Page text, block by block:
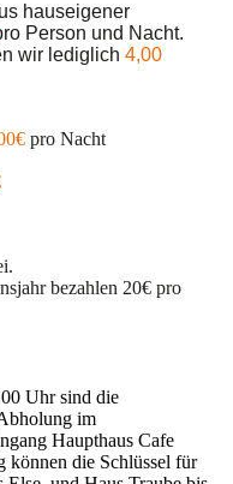
hauseigener
Person und Nacht.
wir lediglich 4,00
€ pro Nacht
.
bezahlen 20€ pro
Uhr sind die
im
Haupthaus Cafe
können die Schlüssel für